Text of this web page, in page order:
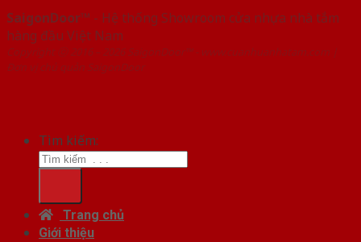
SaigonDoor™ - Hệ thống Showroom cửa nhựa nhà tắm
hàng đầu Việt Nam
Copyright ⓒ 2016 – 2026 SaigonDoor™ - www.cuanhuanhatam.com |
Đơn vị chủ quản SaigonDoor
Tìm kiếm:
Trang chủ
Giới thiệu